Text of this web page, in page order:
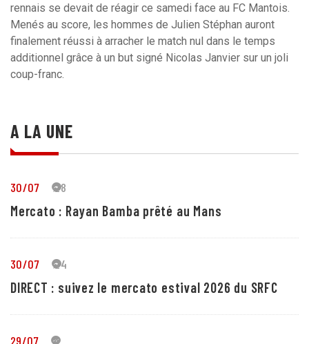
rennais se devait de réagir ce samedi face au FC Mantois.
Menés au score, les hommes de Julien Stéphan auront
finalement réussi à arracher le match nul dans le temps
additionnel grâce à un but signé Nicolas Janvier sur un joli
coup-franc.
A LA UNE
30/07 28
Mercato : Rayan Bamba prêté au Mans
30/07 24
DIRECT : suivez le mercato estival 2026 du SRFC
29/07 5